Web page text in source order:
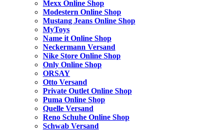
Mexx Online Shop
Modestern Online Shop
Mustang Jeans Online Shop
MyToys
Name it Online Shop
Neckermann Versand
Nike Store Online Shop
Only Online Shop
ORSAY
Otto Versand
Private Outlet Online Shop
Puma Online Shop
Quelle Versand
Reno Schuhe Online Shop
Schwab Versand